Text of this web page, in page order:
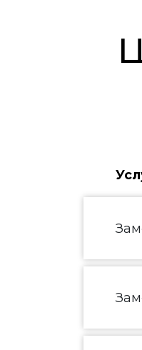
Цены на ремонт